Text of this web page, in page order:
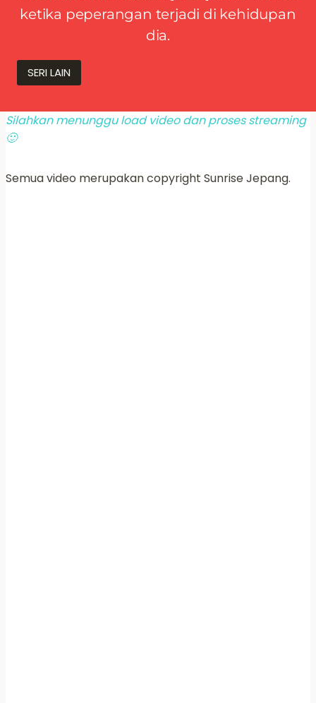
ketika peperangan terjadi di kehidupan
dia.
SERI LAIN
Silahkan menunggu load video dan proses streaming
🙂
Semua video merupakan copyright Sunrise Jepang.